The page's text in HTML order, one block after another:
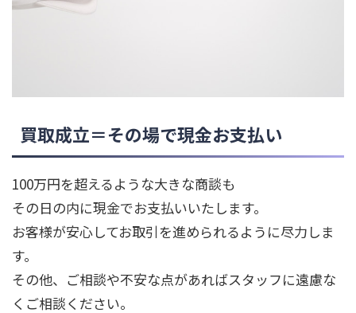
買取成立＝その場で現金お支払い
100万円を超えるような大きな商談も
その日の内に現金でお支払いいたします。
お客様が安心してお取引を進められるように尽力しま
す。
その他、ご相談や不安な点があればスタッフに遠慮な
くご相談ください。